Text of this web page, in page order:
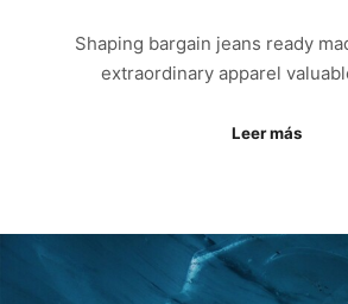
Shaping bargain jeans ready
extraordinary apparel
Leer más